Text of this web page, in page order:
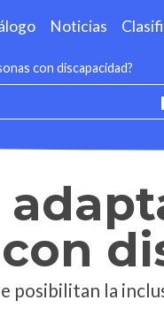
Noticias
con discapacidad?
posibilitan la